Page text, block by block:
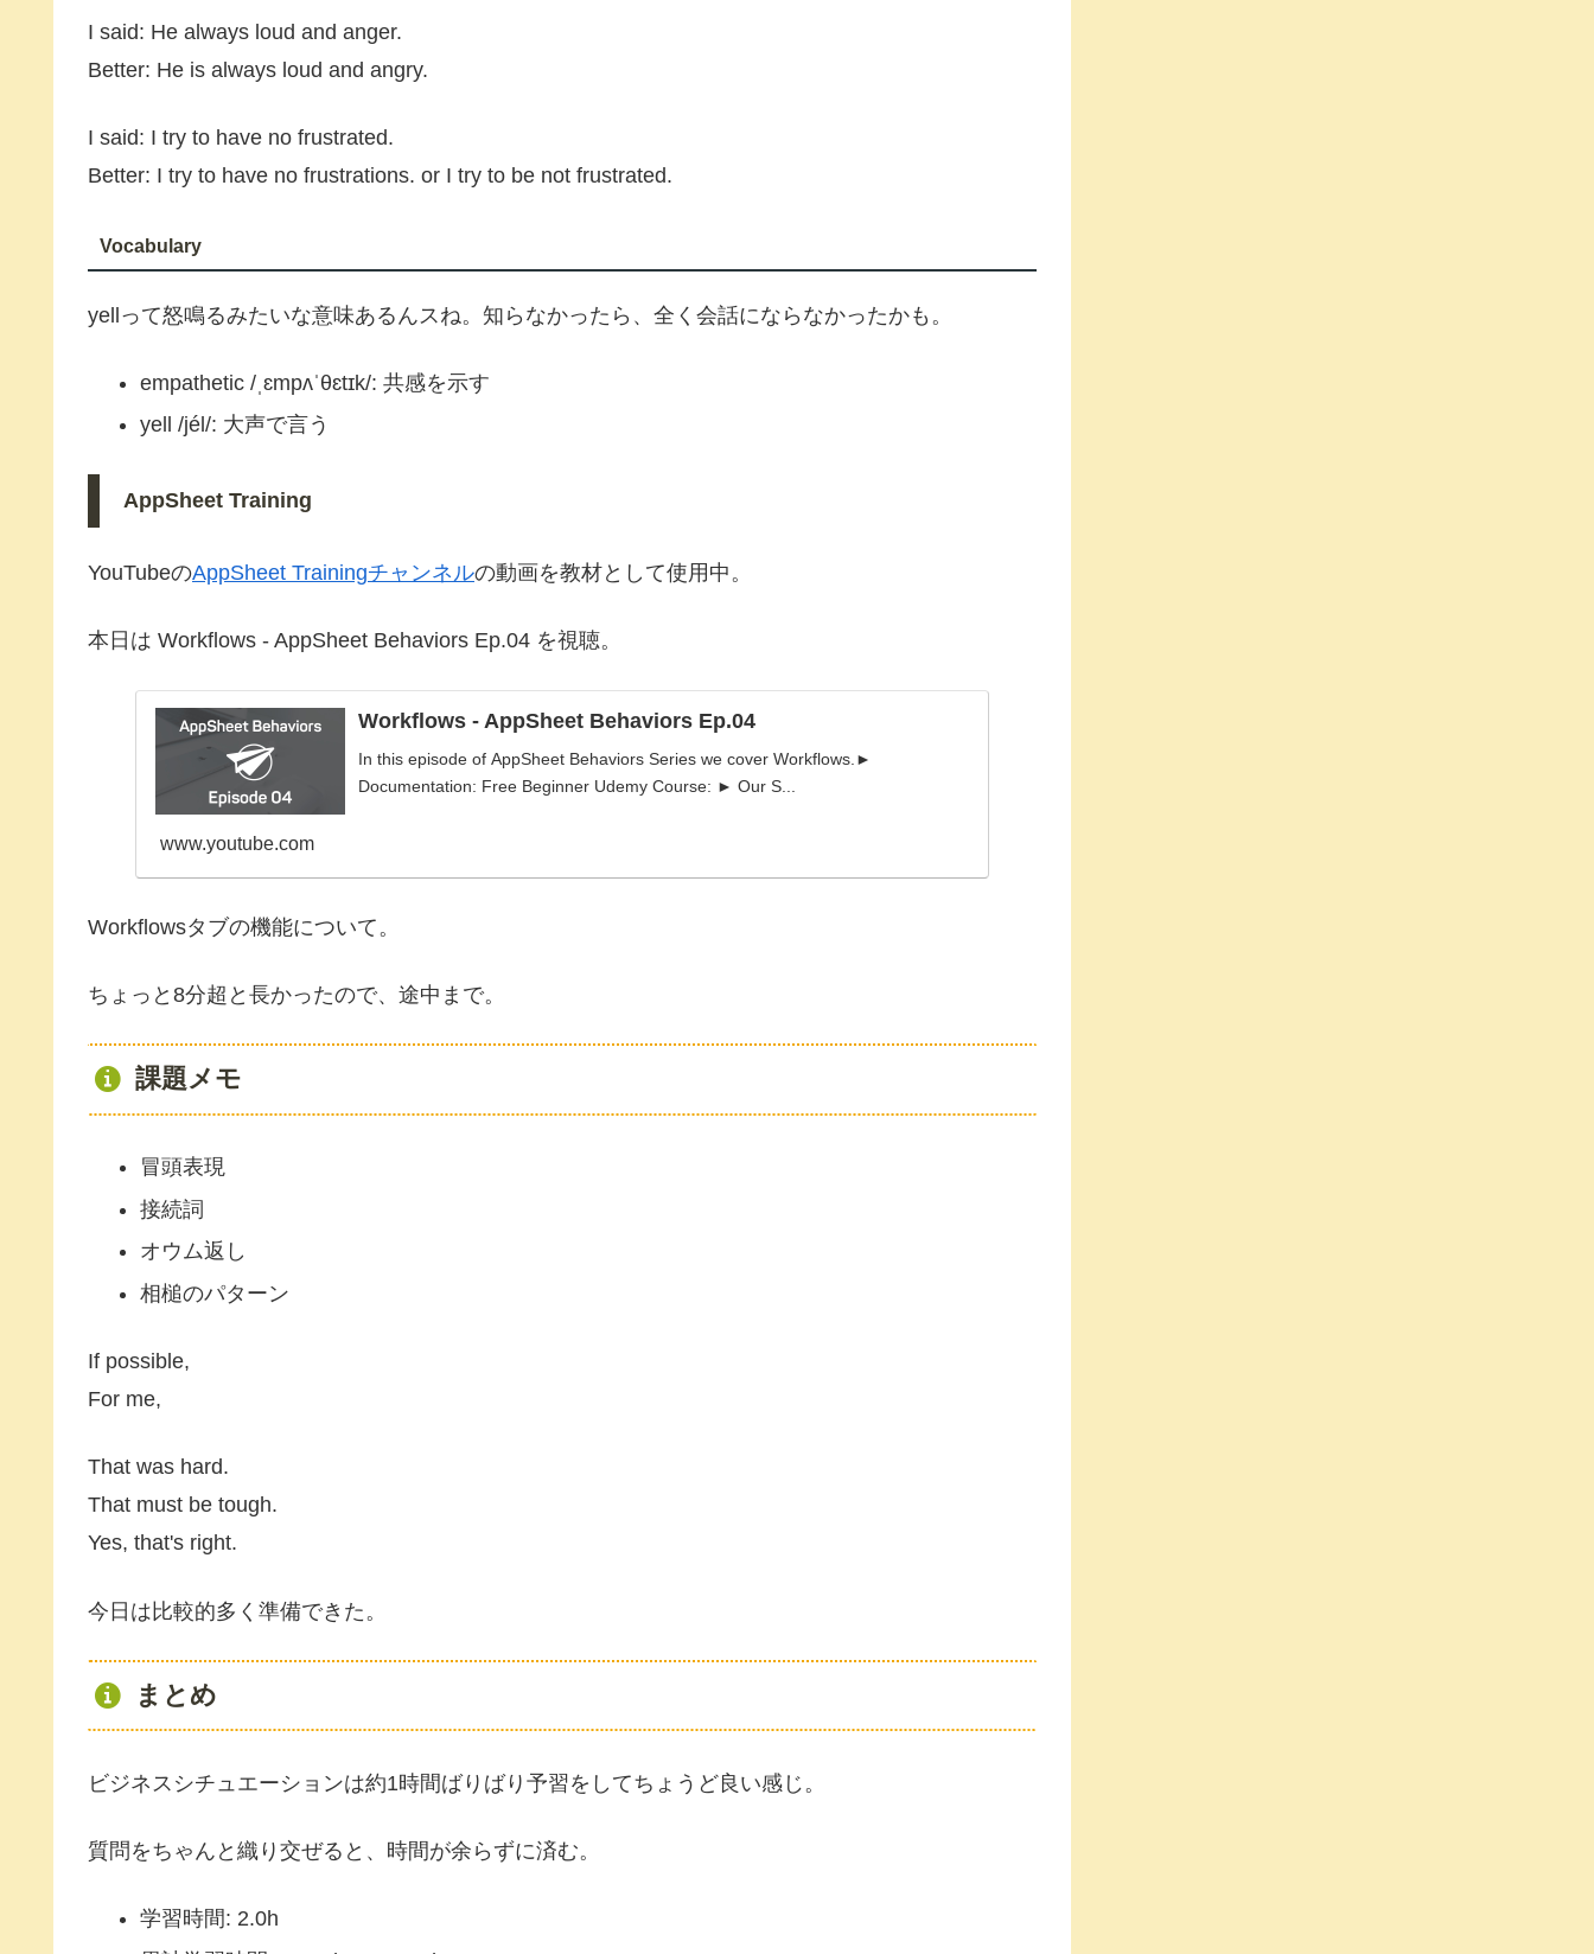
I said: He always loud and anger.
Better: He is always loud and angry.
I said: I try to have no frustrated.
Better: I try to have no frustrations. or I try to be not frustrated.
Vocabulary
yellって怒鳴るみたいな意味あるんスね。知らなかったら、全く会話にならなかったかも。
empathetic /ˌɛmpʌˈθɛtɪk/: 共感を示す
yell /jél/: 大声で言う
AppSheet Training
YouTubeのAppSheet Trainingチャンネルの動画を教材として使用中。
本日は Workflows - AppSheet Behaviors Ep.04 を視聴。
Workflows - AppSheet Behaviors Ep.04
In this episode of AppSheet Behaviors Series we cover Workflows.►
Documentation: Free Beginner Udemy Course: ► Our S...
www.youtube.com
Workflowsタブの機能について。
ちょっと8分超と長かったので、途中まで。
課題メモ
冒頭表現
接続詞
オウム返し
相槌のパターン
If possible,
For me,
That was hard.
That must be tough.
Yes, that's right.
今日は比較的多く準備できた。
まとめ
ビジネスシチュエーションは約1時間ばりばり予習をしてちょうど良い感じ。
質問をちゃんと織り交ぜると、時間が余らずに済む。
学習時間: 2.0h